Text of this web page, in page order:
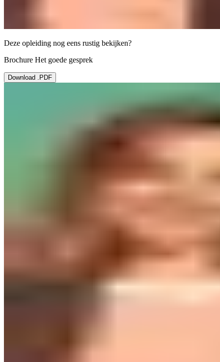
Deze opleiding nog eens rustig bekijken?
Brochure Het goede gesprek
Download .PDF